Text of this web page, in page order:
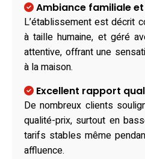
Ambiance familiale
L’établissement est décrit
à taille humaine, et géré
attentive, offrant une
à la maison.
Excellent rapport
De nombreux clients
qualité-prix, surtout en
tarifs stables même
affluence.